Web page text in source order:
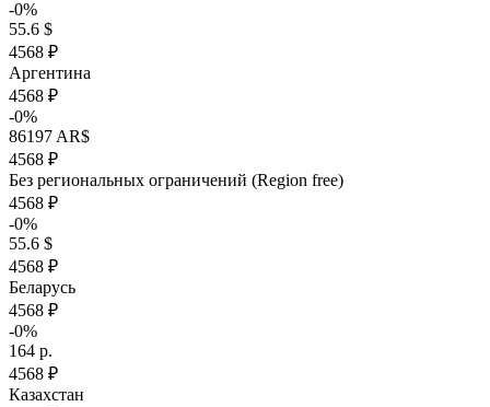
-0%
55.6 $
4568 ₽
Аргентина
4568 ₽
-0%
86197 AR$
4568 ₽
Без региональных ограничений (Region free)
4568 ₽
-0%
55.6 $
4568 ₽
Беларусь
4568 ₽
-0%
164 р.
4568 ₽
Казахстан